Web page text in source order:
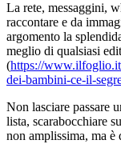
La rete, messaggini,
raccontare e da
argomento la
meglio di qualsiasi
(https://
dei-bambini-ce-il-
Non lasciare passare
lista, scarabocchiare
non amplissima, ma è